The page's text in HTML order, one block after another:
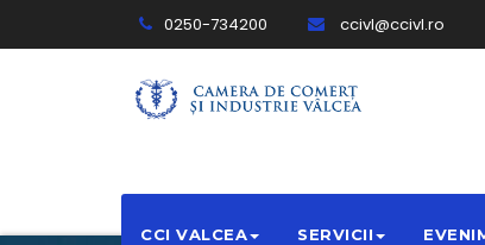
0250-734200 ccivl@ccivl.ro
CCI VALCEA SERVICII